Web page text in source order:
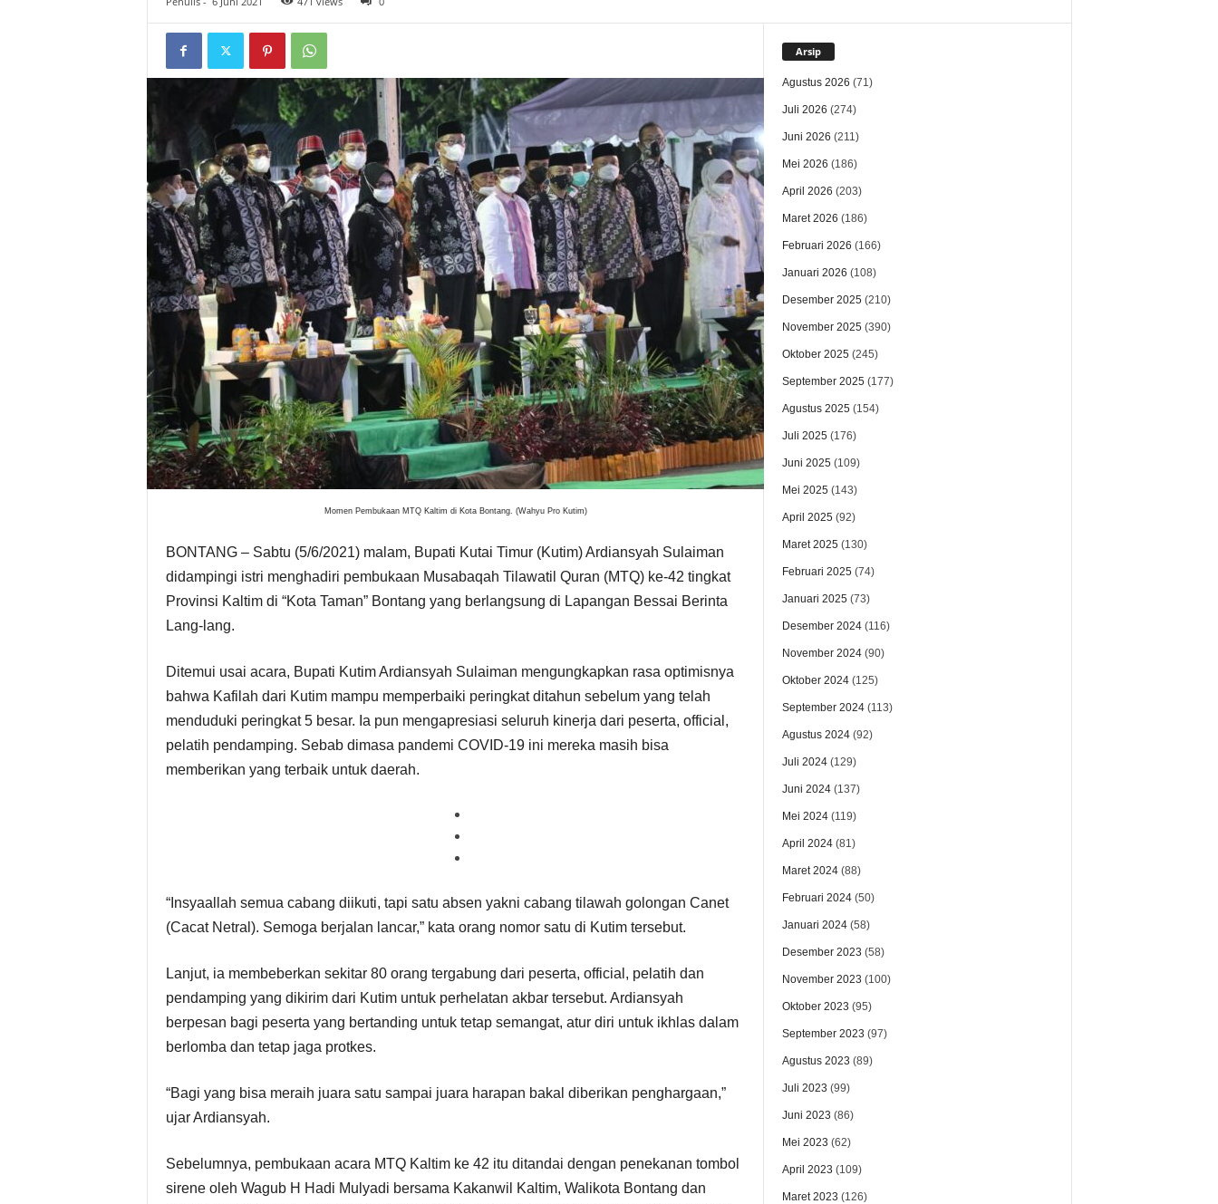
l
&
m
u
n
i
s
i
i
p
i
a
k
e
r
a
Momen Pembukaan MTQ Kaltim di Kota Bontang. (Wahyu Pro Kutim)
BONTANG – Sabtu (5/6/2021) malam, Bupati Kutai Timur (Kutim) Ardiansyah Sulaiman
didampingi istri menghadiri pembukaan Musabaqah Tilawatil Quran (MTQ) ke-42 tingkat
Provinsi Kaltim di “Kota Taman” Bontang yang berlangsung di Lapangan Bessai Berinta
Lang-lang.
Ditemui usai acara, Bupati Kutim Ardiansyah Sulaiman mengungkapkan rasa optimisnya
bahwa Kafilah dari Kutim mampu memperbaiki peringkat ditahun sebelum yang telah
menduduki peringkat 5 besar. Ia pun mengapresiasi seluruh kinerja dari peserta, official,
pelatih pendamping. Sebab dimasa pandemi COVID-19 ini mereka masih bisa
memberikan yang terbaik untuk daerah.
“Insyaallah semua cabang diikuti, tapi satu absen yakni cabang tilawah golongan Canet
(Cacat Netral). Semoga berjalan lancar,” kata orang nomor satu di Kutim tersebut.
Lanjut, ia membeberkan sekitar 80 orang tergabung dari peserta, official, pelatih dan
pendamping yang dikirim dari Kutim untuk perhelatan akbar tersebut. Ardiansyah
berpesan bagi peserta yang bertanding untuk tetap semangat, atur diri untuk ikhlas dalam
berlomba dan tetap jaga protkes.
“Bagi yang bisa meraih juara satu sampai juara harapan bakal diberikan penghargaan,”
ujar Ardiansyah.
Sebelumnya, pembukaan acara MTQ Kaltim ke 42 itu ditandai dengan penekanan tombol
sirene oleh Wagub H Hadi Mulyadi bersama Kakanwil Kaltim, Walikota Bontang dan
Arsip
Agustus 2026 (71)
Juli 2026 (274)
Juni 2026 (211)
Mei 2026 (186)
April 2026 (203)
Maret 2026 (186)
Februari 2026 (166)
Januari 2026 (108)
Desember 2025(210)
November 2025(390)
Oktober 2025(245)
September 2025(177)
Agustus 2025(154)
Juli 2025(176)
Juni 2025(109)
Mei 2025(143)
April 2025(92)
Maret 2025(130)
Februari 2025(74)
Januari 2025(73)
Desember 2024(116)
November 2024(90)
Oktober 2024(125)
September 2024(113)
Agustus 2024(92)
Juli 2024(129)
Juni 2024(137)
Mei 2024(119)
April 2024(81)
Maret 2024(88)
Februari 2024(50)
Januari 2024(58)
Desember 2023 (58)
November 2023 (100)
Oktober 2023 (95)
September 2023 (97)
Agustus 2023 (89)
Juli 2023 (99)
Juni 2023 (86)
Mei 2023 (62)
April 2023 (109)
Maret 2023 (126)